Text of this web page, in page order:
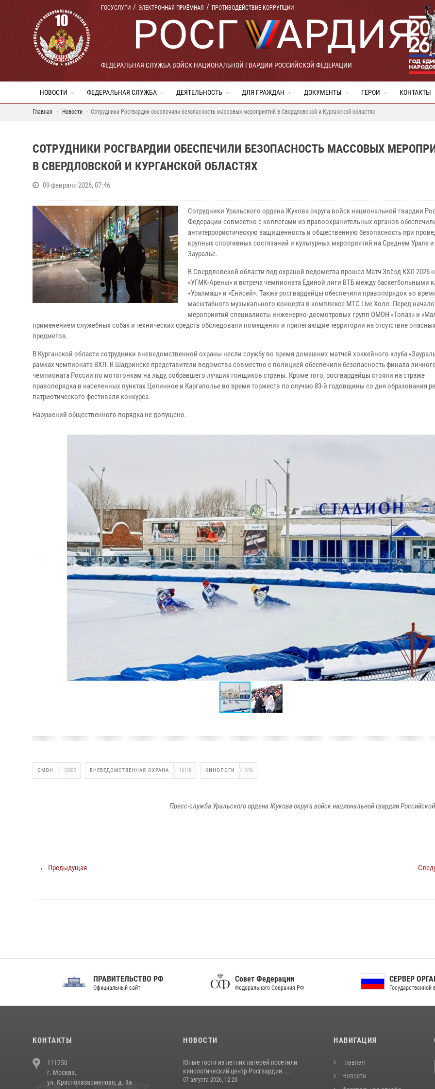
ГОСУСЛУГИ ЭЛЕКТРОННАЯ ПРИЁМНАЯ ПРОТИВОДЕЙСТВИЕ КОРРУПЦИИ
ФЕДЕРАЛЬНАЯ СЛУЖБА ВОЙСК НАЦИОНАЛЬНОЙ ГВАРДИИ РОССИЙСКОЙ ФЕДЕРАЦИИ
НОВОСТИ ФЕДЕРАЛЬНАЯ СЛУЖБА ДЕЯТЕЛЬНОСТЬ ДЛЯ ГРАЖДАН ДОКУМЕНТЫ ГЕРОИ КОНТАКТЫ
Главная Новости Сотрудники Росгвардии обеспечили безопасность массовых мероприятий в Свердловской и Курганской областях
СОТРУДНИКИ РОСГВАРДИИ ОБЕСПЕЧИЛИ БЕЗОПАСНОСТЬ МАССОВЫХ
В СВЕРДЛОВСКОЙ И КУРГАНСКОЙ ОБЛАСТЯХ
09 февраля 2026, 07:46
Сотрудники Уральского ордена Жукова округа войск национальной гвардии
Федерации совместно с коллегами из правоохранительных органов
антитеррористическую защищенность и общественную безопасность при
крупных спортивных состязаний и культурных мероприятий на Среднем Урале и
Зауралье.
В Свердловской области под охраной ведомства прошел Матч Звёзд КХЛ 2026
«УГМК-Арены» и встреча чемпионата Единой лиги ВТБ между баскетбольными
«Уралмаш» и «Енисей». Также росгвардейцы обеспечили правопорядок во
масштабного музыкального концерта в комплексе МТС Live Холл. Перед
мероприятий специалисты инженерно-досмотровых групп ОМОН «Топаз» и
применением служебных собак и технических средств обследовали помещения и прилегающие территории на отсутствие опасных
предметов.
В Курганской области сотрудники вневедомственной охраны несли службу во время домашних матчей хоккейного клуба
рамках чемпионата ВХЛ. В Шадринске представители ведомства совместно с полицией обеспечили безопасность финала
чемпионата России по мотогонкам на льду, собравшего лучших гонщиков страны. Кроме того, росгвардейцы стояли на страже
правопорядка в населенных пунктах Целинное и Каргаполье во время торжеств по случаю 83-й годовщины со дня образования
патриотического фестиваля-конкурса.
Нарушений общественного порядка не допущено.
ОМОН 13205 ВНЕВЕДОМСТВЕННАЯ ОХРАНА 16118 КИНОЛОГИ 619
Пресс-служба Уральского ордена Жукова округа войск национальной гвардии
← Предыдущая
ПРАВИТЕЛЬСТВО РФ
Официальный сайт
Совет Федерации
Федерального Собрания РФ
СЕРВЕР ОРГАНОВ
Государственной власти РФ
КОНТАКТЫ
111250
г. Москва,
ул. Красноказарменная, д. 9а
НОВОСТИ
Юные гости из летних лагерей посетили
кинологический центр Росгвардии ...
07 августа 2026, 12:20
НАВИГАЦИЯ
Главная
Новости